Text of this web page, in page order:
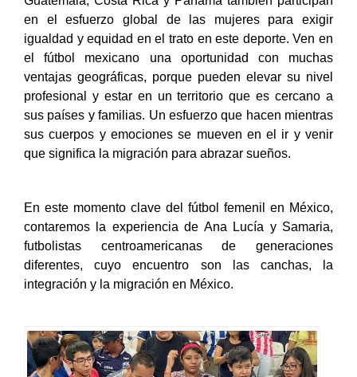
Las futbolistas procedentes de El Salvador,
Guatemala, Costa Rica y Panamá también participan
en el esfuerzo global de las mujeres para exigir
igualdad y equidad en el trato en este deporte. Ven en
el fútbol mexicano una oportunidad con muchas
ventajas geográficas, porque pueden elevar su nivel
profesional y estar en un territorio que es cercano a
sus países y familias. Un esfuerzo que hacen mientras
sus cuerpos y emociones se mueven en el ir y venir
En este momento clave del fútbol femenil en México,
contaremos la experiencia de Ana Lucía y Samaria,
futbolistas centroamericanas de generaciones
diferentes, cuyo encuentro son las canchas, la